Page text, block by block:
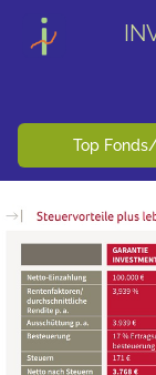
Top